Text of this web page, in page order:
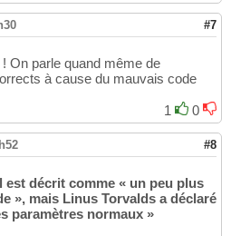
#7
On parle quand même de
à cause du mauvais code
1
0
#8
est décrit comme « un peu plus
», mais Linus Torvalds a déclaré
paramètres normaux »